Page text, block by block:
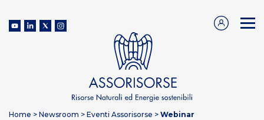
Home > Newsroom > Eventi Assorisorse > Webinar